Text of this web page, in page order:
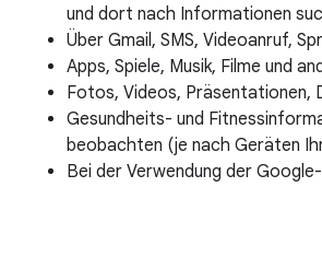
und dort nach Informationen
Über Gmail, SMS, Videoanruf,
Apps, Spiele, Musik, Filme und
Fotos, Videos, Präsentationen,
Gesundheits- und
beobachten (je nach Geräten
Bei der Verwendung der